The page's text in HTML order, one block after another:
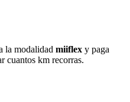
la modalidad miiflex y paga
cuantos km recorras.